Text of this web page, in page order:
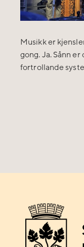
Musikk er
gong. Ja. Sånn
fortrollande